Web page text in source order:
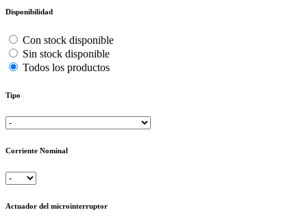
Disponibilidad
Con stock disponible
Sin stock disponible
Todos los productos
Tipo
Corriente Nominal
Actuador del microinterruptor